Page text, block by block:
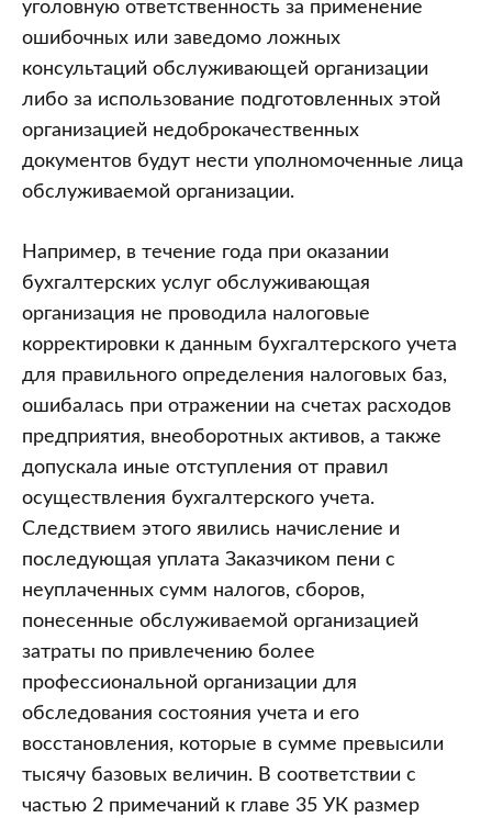
уголовную ответственность за применение
ошибочных или заведомо ложных
консультаций обслуживающей организации
либо за использование подготовленных этой
организацией недоброкачественных
документов будут нести уполномоченные лица
обслуживаемой организации.
Например, в течение года при оказании
бухгалтерских услуг обслуживающая
организация не проводила налоговые
корректировки к данным бухгалтерского учета
для правильного определения налоговых баз,
ошибалась при отражении на счетах расходов
предприятия, внеоборотных активов, а также
допускала иные отступления от правил
осуществления бухгалтерского учета.
Следствием этого явились начисление и
последующая уплата Заказчиком пени с
неуплаченных сумм налогов, сборов,
понесенные обслуживаемой организацией
затраты по привлечению более
профессиональной организации для
обследования состояния учета и его
восстановления, которые в сумме превысили
тысячу базовых величин. В соответствии с
частью 2 примечаний к главе 35 УК размер